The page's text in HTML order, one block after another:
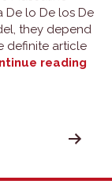
De lo De los De
they depend
definite article
reading